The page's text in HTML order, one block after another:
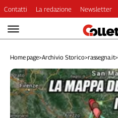
Video
Dirette
Longform
Copertine
Economia
Lavoro
Contatti La redazione Newsletter
Home page>Archivio Storico>rassegna.it>